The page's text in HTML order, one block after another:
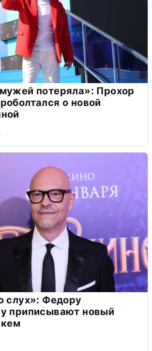
потеряла»: Прохор
о новой
слух»: Федору
приписывают новый